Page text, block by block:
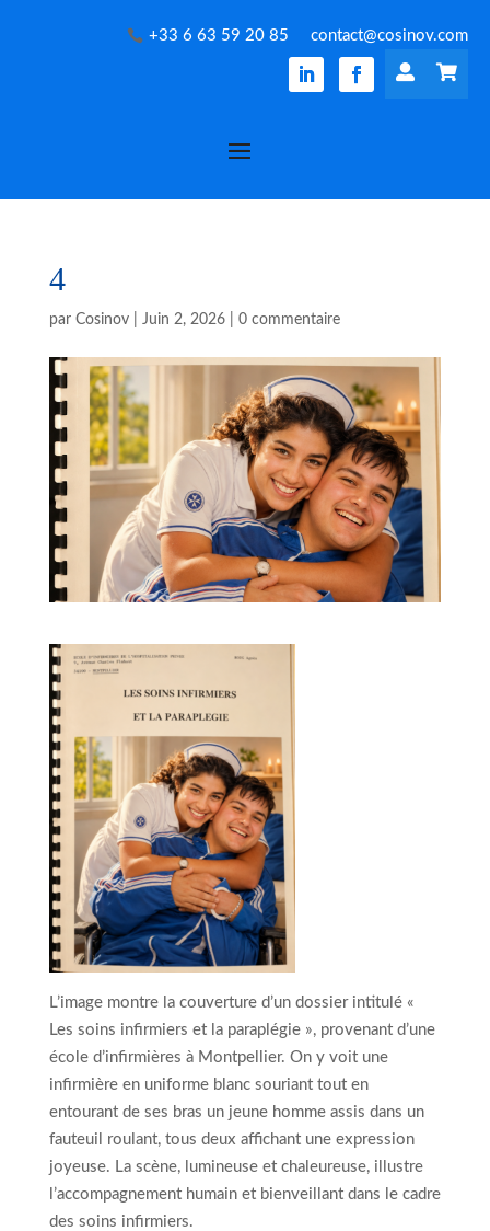
+33 6 63 59 20 85 contact@cosinov.com
 
4
par Cosinov| Juin 2, 2026| 0 commentaire
L’image montre la couverture d’un dossier intitulé «
Les soins infirmiers et la paraplégie », provenant d’une
école d’infirmières à Montpellier. On y voit une
infirmière en uniforme blanc souriant tout en
entourant de ses bras un jeune homme assis dans un
fauteuil roulant, tous deux affichant une expression
joyeuse. La scène, lumineuse et chaleureuse, illustre
l’accompagnement humain et bienveillant dans le cadre
des soins infirmiers.